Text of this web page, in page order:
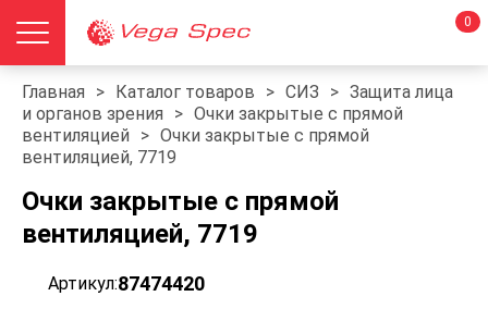
0
Главная > Каталог товаров > СИЗ > Защита лица
и органов зрения
> Очки закрытые с прямой
вентиляцией
> Очки закрытые с прямой
вентиляцией, 7719
Очки закрытые с прямой
вентиляцией, 7719
Артикул:87474420